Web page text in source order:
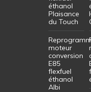
éthanol
Plaisance
du Touch
moteur
conversion
E85
flexfuel
éthanol
Albi